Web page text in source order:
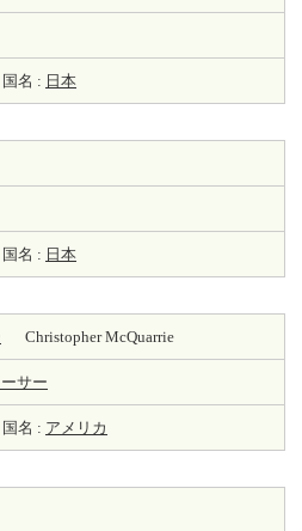
国名 : 日本
国名 : 日本
Christopher McQuarrie
サー
国名 : アメリカ